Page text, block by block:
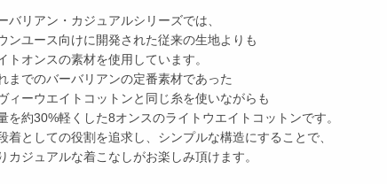
バリアン・カジュアルシリーズでは、
ンユース向けに開発された従来の生地よりも
トオンスの素材を使用しています。
までのバーバリアンの定番素材であった
ィーウエイトコットンと同じ糸を使いながらも
を約30%軽くした8オンスのライトウエイトコットンです。
着としての役割を追求し、シンプルな構造にすることで、
カジュアルな着こなしがお楽しみ頂けます。